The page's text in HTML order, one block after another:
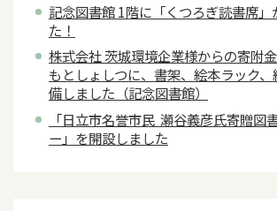
記念図書館 1階に「くつろぎ読書席」
た！
株式会社 茨城環境企業様からの寄附
もとしょしつに、書架、絵本ラック
備しました（記念図書館）
「日立市名誉市民 瀬谷義彦氏寄贈図
ー」を開設しました